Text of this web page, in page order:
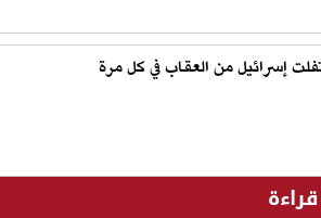
إسرائيل من العقاب في كل مرة